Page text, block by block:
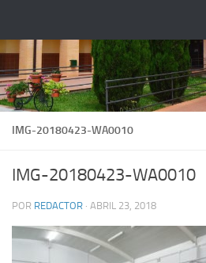
IMG-20180423-WA0010
IMG-20180423-WA0010
POR REDACTOR · ABRIL 23, 2018